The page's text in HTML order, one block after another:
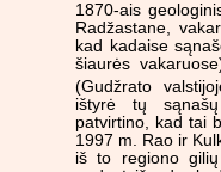
1870-ais
Radžastane,
kad kadaise
šiaurės
(Gudžrato
ištyrė tų
patvirtino, kad tai
1997 m. Rao ir
iš to regiono